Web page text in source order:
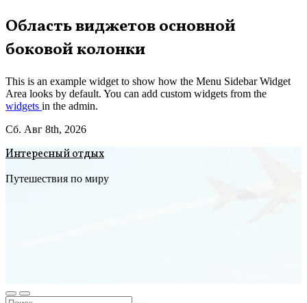
Перейти
к
содержимому
Область виджетов основной
боковой колонки
This is an example widget to show how the Menu Sidebar Widget
Area looks by default. You can add custom widgets from the
widgets in the admin.
Сб. Авг 8th, 2026
Интересный отдых
Путешествия по миру